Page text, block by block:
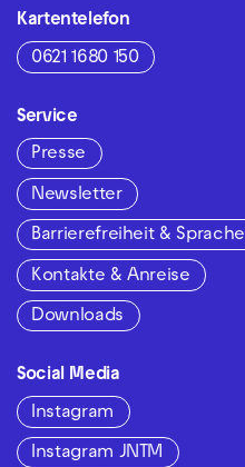
Kartentelefon
0621 1680 150
Service
Presse
Newsletter
Barrierefreiheit & Sprache
Kontakte & Anreise
Downloads
Social Media
Instagram
Instagram JNTM